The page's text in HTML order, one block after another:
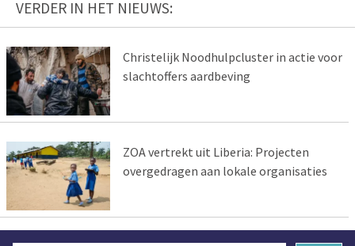
VERDER IN HET NIEUWS:
Christelijk Noodhulpcluster in actie voor
slachtoffers aardbeving
ZOA vertrekt uit Liberia: Projecten
overgedragen aan lokale organisaties